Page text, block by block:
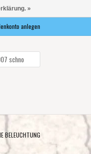
anlegen
BELEUCHTUNG
»